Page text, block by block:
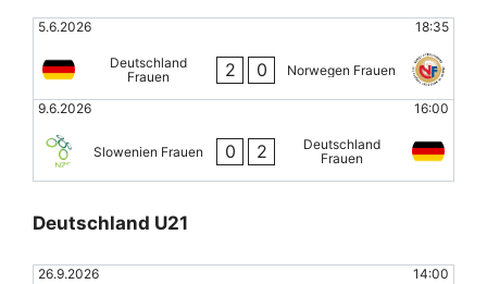
5.6.2026 18:35
Deutschland
Frauen
2 0 Norwegen Frauen
9.6.2026 16:00
Slowenien Frauen 0 2
Deutschland
Frauen
Deutschland U21
26.9.2026 14:00